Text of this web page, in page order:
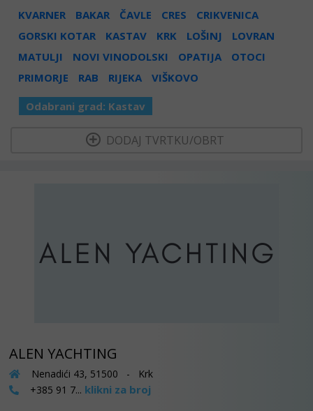
KVARNER BAKAR ČAVLE CRES
CRIKVENICA
GORSKI KOTAR
KASTAV KRK LOŠINJ
LOVRAN
MATULJI
NOVI VINODOLSKI OPATIJA
OTOCI
PRIMORJE
RAB RIJEKA VIŠKOVO
Odabrani grad: Kastav
DODAJ TVRTKU/OBRT
ALEN YACHTING
Nenadići 43, 51500 - Krk
+385 91 7... klikni za broj